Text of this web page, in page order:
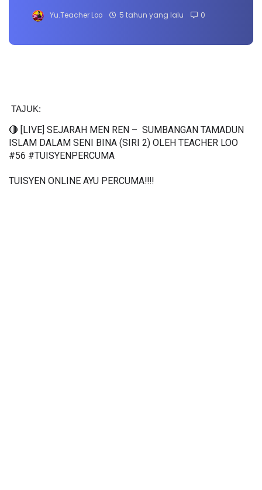
Yu.Teacher Loo 5 tahun yang lalu 0
TAJUK:
🔴 [LIVE] SEJARAH MEN REN –  SUMBANGAN TAMADUN
ISLAM DALAM SENI BINA (SIRI 2) OLEH TEACHER LOO
#56 #TUISYENPERCUMA
TUISYEN ONLINE AYU PERCUMA‼️‼️